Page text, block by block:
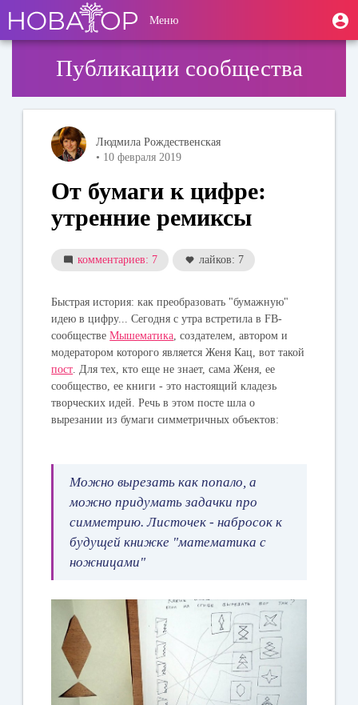
основному
содержанию
User
account
Меню
Публикации сообщества
Людмила Рождественская
• 10 февраля 2019
От бумаги к цифре:
утренние ремиксы
комментариев: 7 лайков: 7
Быстрая история: как преобразовать "бумажную"
идею в цифру... Сегодня с утра встретила в FB-
сообществеМышематика , создателем, автором и
модератором которого является Женя Кац, вот такой
пост . Для тех, кто еще не знает, сама Женя, ее
сообщество, ее книги - это настоящий кладезь
творческих идей. Речь в этом посте шла о
вырезании из бумаги симметричных объектов:
Можно вырезать как попало, а
можно придумать задачки про
симметрию. Листочек - набросок к
будущей книжке "математика с
ножницами"